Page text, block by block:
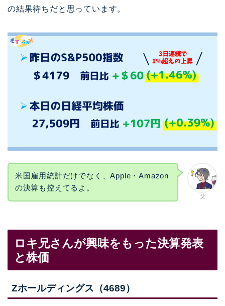
の結果待ちだと思っています。
父
米国雇用統計だけでなく、Apple・Amazon
の決算も控えてるよ。
ロキ兄さんが興味をもった決算発表
と株価
Zホールディングス（4689）